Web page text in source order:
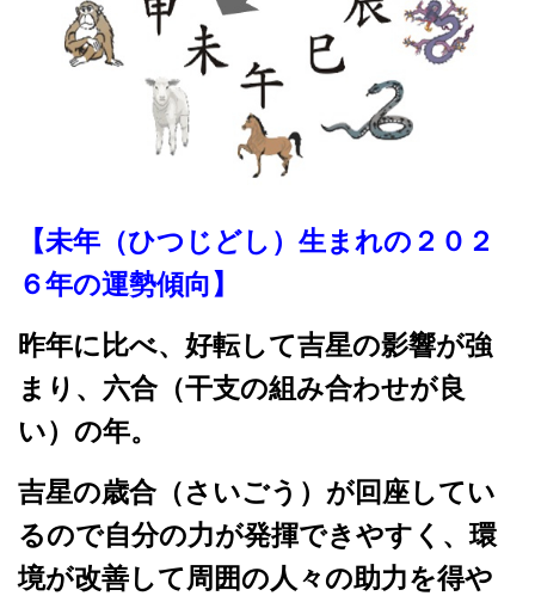
【未年（ひつじどし）生まれの２０２
６年の運勢傾向】
昨年に比べ、好転して吉星の影響が強
まり、六合（干支の組み合わせが良
い）の年。
吉星の歳合（さいごう）が回座してい
るので自分の力が発揮できやすく、環
境が改善して周囲の人々の助力を得や